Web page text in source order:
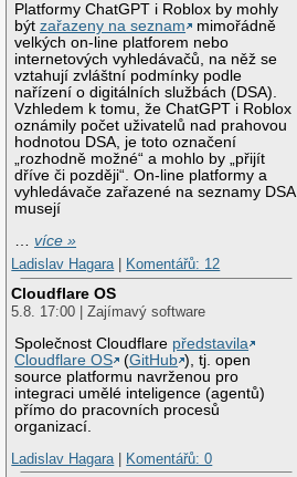
Platformy ChatGPT i Roblox by mohly
býtzařazeny na seznam
mimořádně
velkých on-line platforem nebo
internetových vyhledávačů, na něž se
vztahují zvláštní podmínky podle
nařízení o digitálních službách (DSA).
Vzhledem k tomu, že ChatGPT i Roblox
oznámily počet uživatelů nad prahovou
hodnotou DSA, je toto označení
„rozhodně možné“ a mohlo by „přijít
dříve či později“. On-line platformy a
vyhledávače zařazené na seznamy DSA
musejí
…více »
Ladislav Hagara| Komentářů: 12
Cloudflare OS
5.8. 17:00 | Zajímavý software
Společnost Cloudflare představila
Cloudflare OS
(GitHub ), tj. open
source platformu navrženou pro
integraci umělé inteligence (agentů)
přímo do pracovních procesů
organizací.
Ladislav Hagara| Komentářů: 0